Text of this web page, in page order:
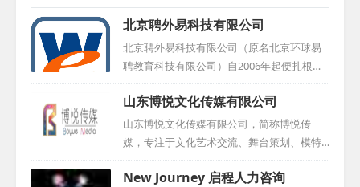
北京聘外易科技有限公司
北京聘外易科技有限公司（原名北京环球易
聘教育科技有限公司）自2006年起便扎根于
国际文化交流领域，得益于各级部门的支持
与协助，迅速发展成为这一领域的先驱之
一。我们的服务对象既涵盖了寻求外籍人才
的企事业单位，也包括了那些希望在中国找
到合适工作机会的外籍专业人才。在聘外易
科技的运营体系中，我们设有专业的信息技
山东博悦文化传媒有限公司
山东博悦文化传媒有限公司，简称博悦传
媒，专注于文化艺术交流、舞台策划、模特
经纪、高端摄影摄像、广告设计与教育咨询
等多元化业务。公司自成立以来，积极吸纳
New Journey 启程人力咨询